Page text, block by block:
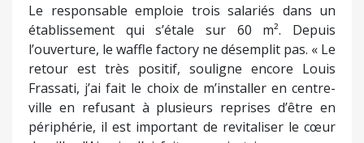
Le responsable emploie trois salariés dans un
établissement qui s’étale sur 60 m². Depuis
l’ouverture, le waffle factory ne désemplit pas. « Le
retour est très positif, souligne encore Louis
Frassati, j’ai fait le choix de m’installer en centre-
ville en refusant à plusieurs reprises d’être en
périphérie, il est important de revitaliser le cœur